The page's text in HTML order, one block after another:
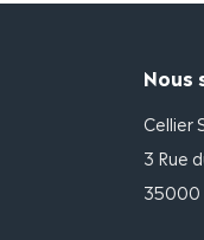
Nous
Cellier
3 Rue
35000